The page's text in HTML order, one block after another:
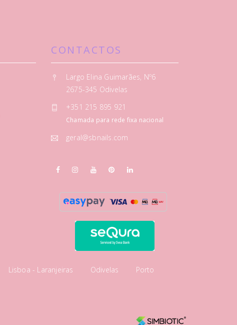
CONTACTOS
Largo Elina Guimarães, Nº6
2675-345 Odivelas
+351 215 895 921
Chamada para rede fixa nacional
geral@sbnails.com
Lisboa - Laranjeiras Odivelas
Porto